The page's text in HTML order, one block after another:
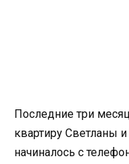
Последние три
квартиру Светланы
начиналось с